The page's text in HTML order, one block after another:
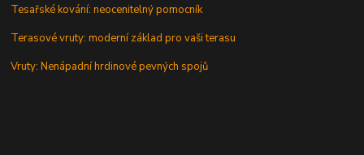
Tesařské kování: neocenitelný pomocník
Terasové vruty: moderní základ pro vaši terasu
Vruty: Nenápadní hrdinové pevných spojů